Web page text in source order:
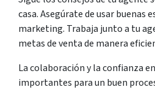
casa. Asegúrate de usar buenas
marketing. Trabaja junto a tu
metas de venta de manera
La colaboración y la confianza
importantes para un buen